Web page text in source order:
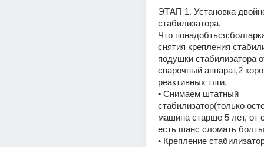
ЭТАП 1. Установка
стабилизатора.
Что
снятия крепления
подушки стабилизатора
сварочный аппарат,2
реактивных тяги.
• Снимаем штатный
стабилизатор(только
машина старше 5 лет, от
есть шанс сломать
• Крепление